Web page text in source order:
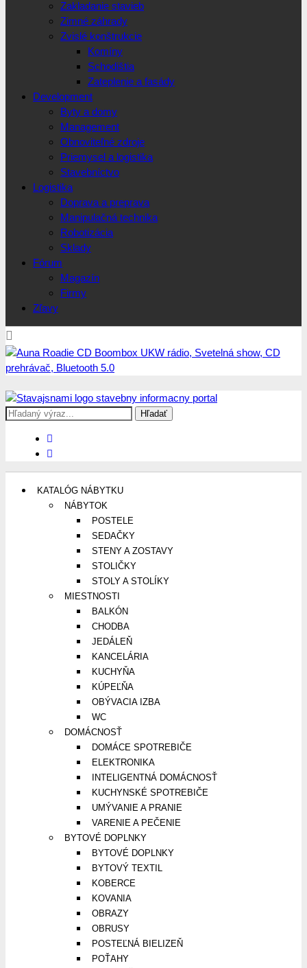
Zakladanie stavieb
Zimné záhrady
Zvislé konštrukcie
Komíny
Schodištia
Zateplenie a fasády
Development
Byty a domy
Management
Obnoviteľné zdroje
Priemysel a logistika
Stavebníctvo
Logistika
Doprava a preprava
Manipulačná technika
Robotizácia
Sklady
Fórum
Magazín
Firmy
Zľavy
Stavajsnami.sk
Stavebníctvo, stavby, byty, domy a všetko o nich
Search
KATALÓG NÁBYTKU
NÁBYTOK
POSTELE
SEDAČKY
STENY A ZOSTAVY
STOLIČKY
STOLY A STOLÍKY
MIESTNOSTI
BALKÓN
CHODBA
JEDÁLEŇ
KANCELÁRIA
KUCHYŇA
KÚPEĽŇA
OBÝVACIA IZBA
WC
DOMÁCNOSŤ
DOMÁCE SPOTREBIČE
ELEKTRONIKA
INTELIGENTNÁ DOMÁCNOSŤ
KUCHYNSKÉ SPOTREBIČE
UMÝVANIE A PRANIE
VARENIE A PEČENIE
BYTOVÉ DOPLNKY
BYTOVÉ DOPLNKY
BYTOVÝ TEXTIL
KOBERCE
KOVANIA
OBRAZY
OBRUSY
POSTEĽNÁ BIELIZEŇ
POŤAHY